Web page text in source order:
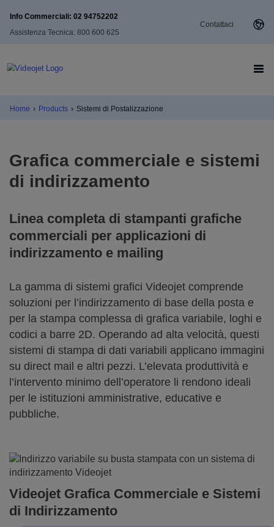
Info Commerciali: 02 94752202
Assistenza Tecnica: 800 600 625
Contattaci
Home › Products › Sistemi di Postalizzazione
Grafica commerciale e sistemi
di indirizzamento
Linea completa di stampanti grafiche
commerciali per applicazioni di
indirizzamento e mailing
La gamma di sistemi grafici Videojet comprende
soluzioni per l’indirizzamento di base della posta e
per la stampa complessa di grafica variabile, loghi e
codici a barre 2D. Operando ad alta velocità, questi
sistemi di stampa di dati variabili applicano immagini
su direct mail e altri pezzi. L’elevata produttività e
l’intervento minimo dell’operatore li rendono ideali
per le istituzioni amministrative, educative e
pubbliche.
Videojet Grafica Commerciale e Sistemi
di Indirizzamento